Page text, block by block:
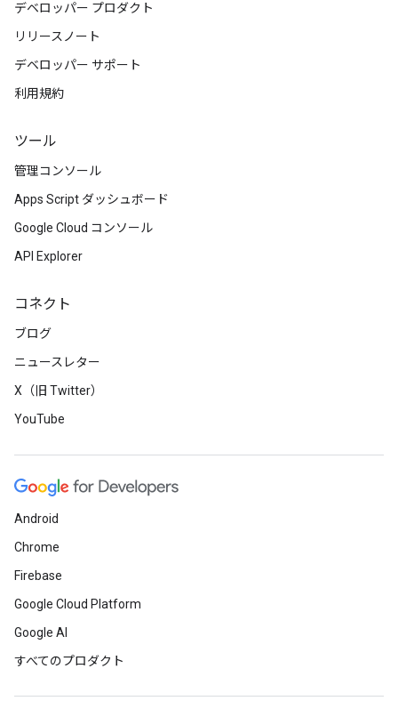
デベロッパー プロダクト
リリースノート
デベロッパー サポート
利用規約
ツール
管理コンソール
Apps Script ダッシュボード
Google Cloud コンソール
API Explorer
コネクト
ブログ
ニュースレター
X（旧 Twitter）
YouTube
Android
Chrome
Firebase
Google Cloud Platform
Google AI
すべてのプロダクト